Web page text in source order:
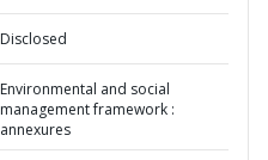
Disclosed
Environmental and social
management framework :
annexures